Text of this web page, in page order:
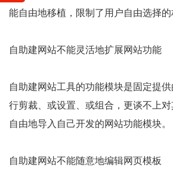
能自由地移植，限制了用户自由选择的
自助建网站不能灵活地扩展网站功能
自助建网站工具的功能模块是固定提
行剪裁、或设置、或组合，更谈不上
自由地导入自己开发的网站功能模块。
自助建网站不能随意地编辑网页模板